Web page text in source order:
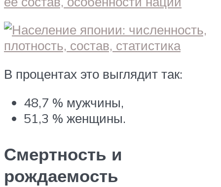
В процентах это выглядит так:
48,7 % мужчины,
51,3 % женщины.
Смертность и
рождаемость